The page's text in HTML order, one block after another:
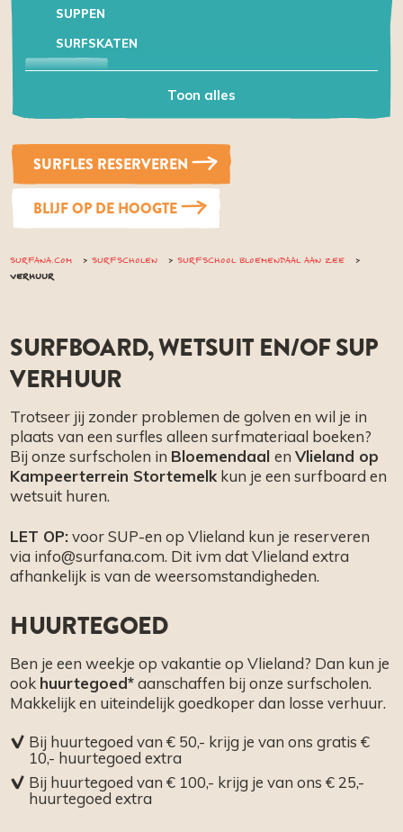
SUPPEN
SURFSKATEN
VERHUUR
SURF CADEAUBON
CONTACT
Toon alles
SURFLES RESERVEREN
BLIJF OP DE HOOGTE
SURFANA.COM SURFSCHOLEN
SURFSCHOOL BLOEMENDAAL AAN ZEE
VERHUUR
SURFBOARD, WETSUIT EN/OF SUP
VERHUUR
Trotseer jij zonder problemen de golven en wil je in
plaats van een surfles alleen surfmateriaal boeken?
Bij onze surfscholen in BloemendaalenVlieland op
Kampeerterrein Stortemelkkun je een surfboard en
wetsuit huren.
LET OP:voor SUP-en op Vlieland kun je reserveren
via info@surfana.com. Dit ivm dat Vlieland extra
afhankelijk is van de weersomstandigheden.
HUURTEGOED
Ben je een weekje op vakantie op Vlieland? Dan kun je
ook huurtegoed*aanschaffen bij onze surfscholen.
Makkelijk en uiteindelijk goedkoper dan losse verhuur.
Bij huurtegoed van € 50,- krijg je van ons gratis €
10,- huurtegoed extra
Bij huurtegoed van € 100,- krijg je van ons € 25,-
huurtegoed extra